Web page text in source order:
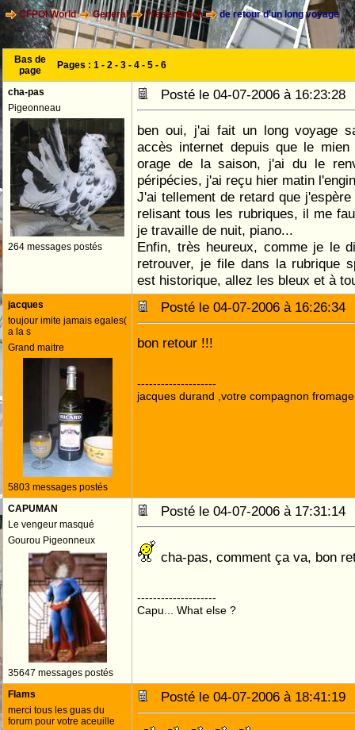
CFPOI World General Présentation de retour d'un long voyage
Bas de
page
Pages : 1 - 2 - 3 - 4 - 5 - 6
cha-pas
Pigeonneau
264 messages postés
Posté le 04-07-2006 à
ben oui, j'ai fait un long voyage
accès internet depuis que le
orage de la saison, j'ai du le
péripécies, j'ai reçu hier matin
J'ai tellement de retard que
relisant tous les rubriques, il me
je travaille de nuit, piano...
Enfin, très heureux, comme je le
retrouver, je file dans la rubrique
est historique, allez les bleux et à
jacques
toujour imite jamais egales(
a la s
Grand maitre
5803 messages postés
Posté le 04-07-2006 à
bon retour !!!
--------------------
jacques durand ,votre compagnon
CAPUMAN
Le vengeur masqué
Gourou Pigeonneux
35647 messages postés
Posté le 04-07-2006 à
cha-pas, comment ça va, bon
--------------------
Capu... What else ?
Flams
merci tous les guas du
forum pour votre aceuille
Posté le 04-07-2006 à